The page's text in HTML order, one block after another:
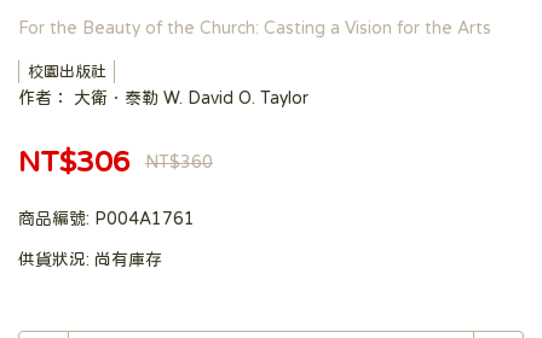
For the Beauty of the Church: Casting a Vision for the Arts
校園出版社
作者： 大衛．泰勒 W. David O. Taylor
NT$306 NT$360
商品編號: P004A1761
供貨狀況: 尚有庫存